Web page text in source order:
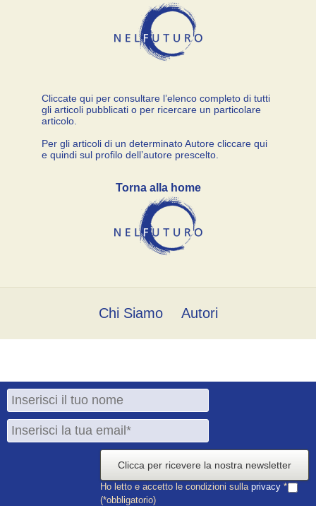
Cliccate qui per consultare l’elenco completo di tutti
gli articoli pubblicati o per ricercare un particolare
articolo.
Per gli articoli di un determinato Autore cliccare qui
e quindi sul profilo dell’autore prescelto.
Torna alla home
Chi Siamo Autori
Clicca per ricevere la nostra newsletter
Ho letto e accetto le condizioni sulla privacy *
(*obbligatorio)